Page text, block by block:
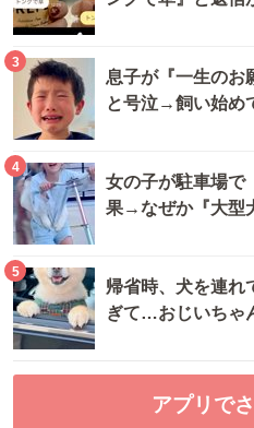
3
息子が『一生のお
と号泣→飼い始め
4
女の子が駐車場で
果→なぜか『大型
5
帰省時、犬を連
ぎて…おじいちゃ
アプリで